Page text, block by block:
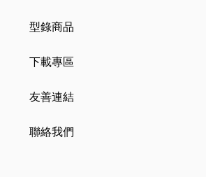
型錄商品
下載專區
友善連結
聯絡我們